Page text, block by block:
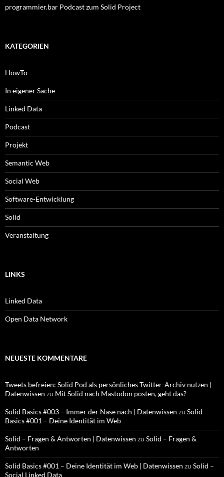
programmier.bar Podcast zum Solid Project
KATEGORIEN
HowTo
In eigener Sache
Linked Data
Podcast
Projekt
Semantic Web
Social Web
Software-Entwicklung
Solid
Veranstaltung
LINKS
Linked Data
Open Data Network
NEUESTE KOMMENTARE
Tweets befreien: Solid Pod als persönliches Twitter-Archiv nutzen |
Datenwissen zu Mit Solid nach Mastodon posten, geht das?
Solid Basics #003 – Immer der Nase nach | Datenwissen zu Solid
Basics #001 – Deine Identität im Web
Solid – Fragen & Antworten | Datenwissen zu Solid – Fragen &
Antworten
Solid Basics #001 – Deine Identität im Web | Datenwissen zu Solid –
Social Linked Data